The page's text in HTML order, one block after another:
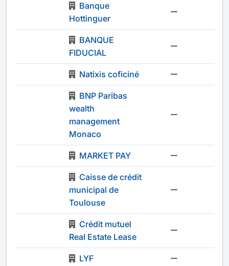
Banque
Hottinguer
BANQUE
FIDUCIAL
Natixis coficiné
BNP Paribas
wealth
management
Monaco
MARKET PAY
Caisse de crédit
municipal de
Toulouse
Crédit mutuel
Real Estate Lease
LYF